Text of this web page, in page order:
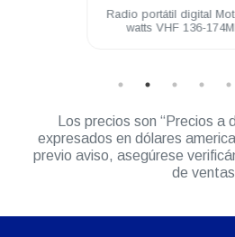
Radio portátil digital
watts VHF 136-
Los precios son “Precios a
expresados en dólares
previo aviso, asegúrese
de